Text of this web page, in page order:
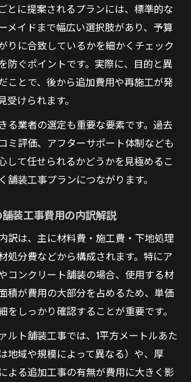
とに提案されるプランには、標準的な
メイドまで幅広い選択肢があり、予算
りに合致しているかを細かくチェック
防ぐポイントです。実際に、目的と異
ことで、後から追加費用や再施工が発
受けられます。
る業者の選定も重要な要素です。過去
ミ評価、アフターサポート体制なども
して任せられるかどうかを見極めるこ
舗装工事プランにつながります。
装工事費用の内訳解説
訳は、主に材料費・施工費・下地処理
処分費などから構成されます。特にア
コンクリート舗装の場合、使用する材
積が費用の大部分を占めるため、単価
をしっかり確認することが重要です。
ルト舗装工事では、1平方メートルあた
地域や規模によって異なる）や、厚
よる追加工事の有無が費用に大きく影